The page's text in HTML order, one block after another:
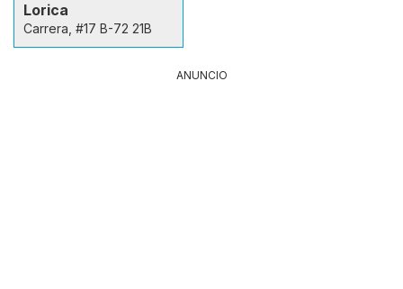
Lorica
Carrera, #17 B-72 21B
ANUNCIO